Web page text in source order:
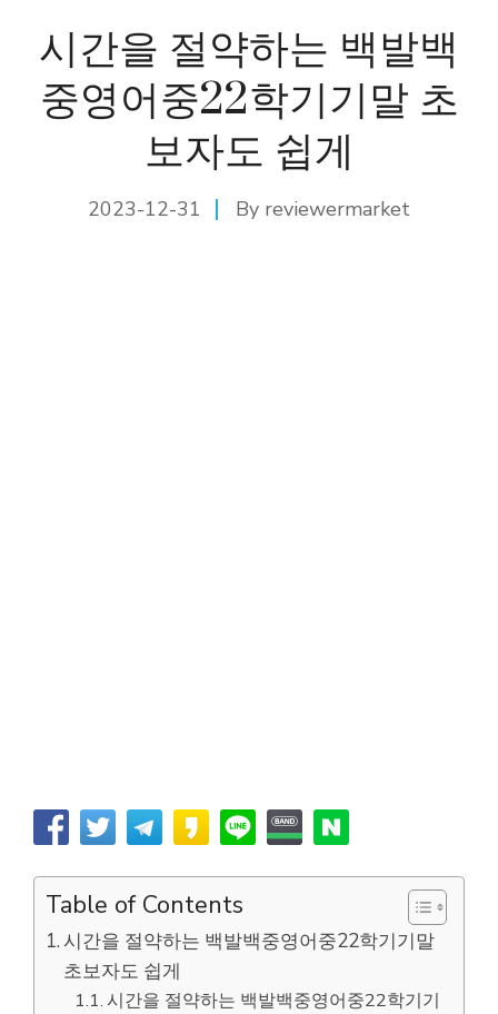
시간을 절약하는 백발백
중영어중22학기기말 초
보자도 쉽게
2023-12-31 By reviewermarket
Table of Contents
시간을 절약하는 백발백중영어중22학기기말
초보자도 쉽게
시간을 절약하는 백발백중영어중22학기기